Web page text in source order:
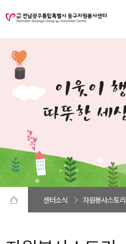
센터소식 자원봉사스토리